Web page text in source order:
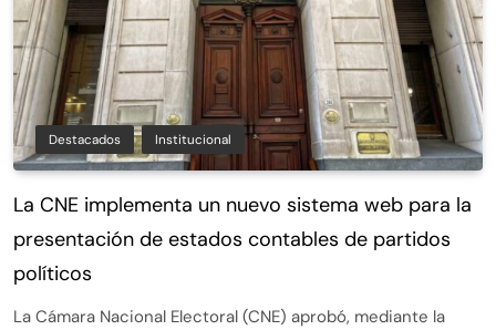
Destacados Institucional
La CNE implementa un nuevo sistema web para la
presentación de estados contables de partidos
políticos
La Cámara Nacional Electoral (CNE) aprobó, mediante la